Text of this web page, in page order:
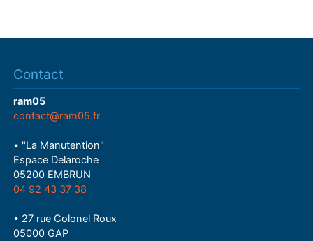
Contact
ram05
contact@ram05.fr
• "La Manutention"
Espace Delaroche
05200 EMBRUN
04 92 43 37 38
• 27 rue Colonel Roux
05000 GAP